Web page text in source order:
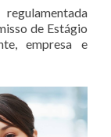
de Estágio
empresa e